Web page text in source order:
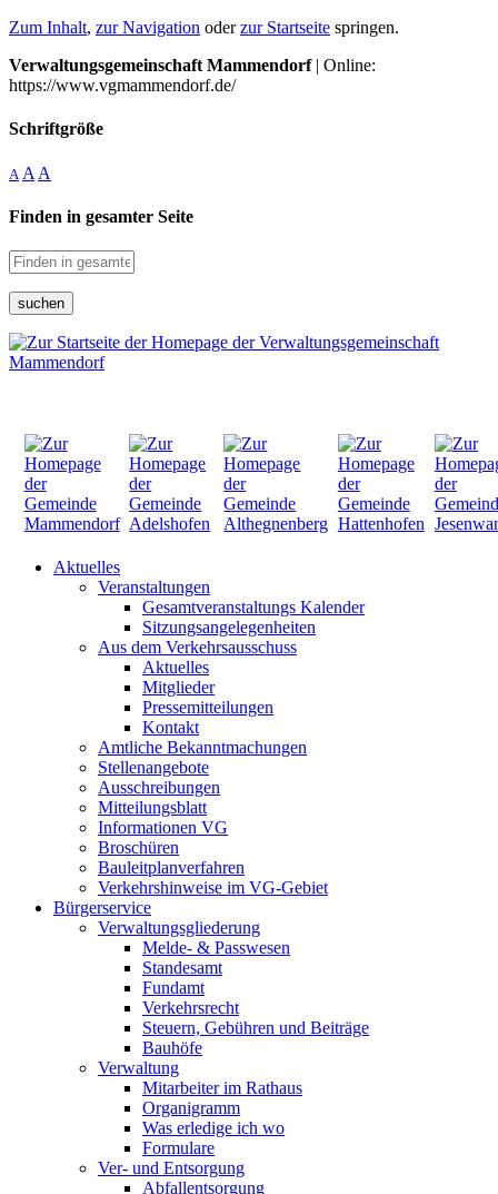
Zum Inhalt, zur Navigation oderzur Startseite springen.
Verwaltungsgemeinschaft Mammendorf| Online:
https://www.vgmammendorf.de/
Schriftgröße
A A A
Finden in gesamter Seite
suchen
Aktuelles
Veranstaltungen
Gesamtveranstaltungs Kalender
Sitzungsangelegenheiten
Aus dem Verkehrsausschuss
Aktuelles
Mitglieder
Pressemitteilungen
Kontakt
Amtliche Bekanntmachungen
Stellenangebote
Ausschreibungen
Mitteilungsblatt
Informationen VG
Broschüren
Bauleitplanverfahren
Verkehrshinweise im VG-Gebiet
Bürgerservice
Verwaltungsgliederung
Melde- & Passwesen
Standesamt
Fundamt
Verkehrsrecht
Steuern, Gebühren und Beiträge
Bauhöfe
Verwaltung
Mitarbeiter im Rathaus
Organigramm
Was erledige ich wo
Formulare
Ver- und Entsorgung
Abfallentsorgung